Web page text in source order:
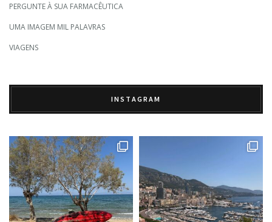
PERGUNTE À SUA FARMACÊUTICA
UMA IMAGEM MIL PALAVRAS
VIAGENS
INSTAGRAM